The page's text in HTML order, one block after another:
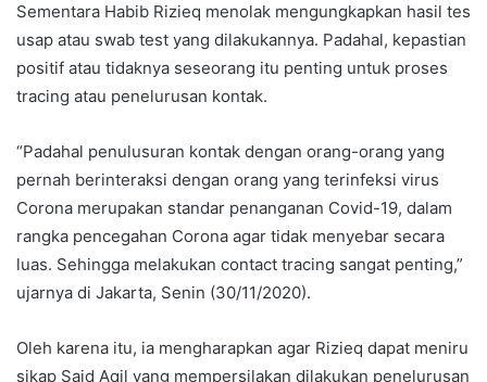
Sementara Habib Rizieq menolak mengungkapkan hasil tes
usap atau swab test yang dilakukannya. Padahal, kepastian
positif atau tidaknya seseorang itu penting untuk proses
tracing atau penelurusan kontak.
“Padahal penulusuran kontak dengan orang-orang yang
pernah berinteraksi dengan orang yang terinfeksi virus
Corona merupakan standar penanganan Covid-19, dalam
rangka pencegahan Corona agar tidak menyebar secara
luas. Sehingga melakukan contact tracing sangat penting,”
ujarnya di Jakarta, Senin (30/11/2020).
Oleh karena itu, ia mengharapkan agar Rizieq dapat meniru
sikap Said Aqil yang mempersilakan dilakukan penelurusan